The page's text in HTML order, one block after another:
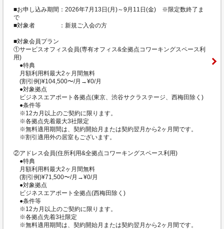
■お申し込み期間：2026年7月13日(月)～9月11日(金) ※限定数終了ま
で
■対象者 ：新規ご入会の方
■対象会員プラン
①サービスオフィス会員(専有オフィス&全拠点コワーキングスペース利
用)
●特典
月額利用料最大2ヶ月間無料
(割引例)¥104,500〜/月→¥0/月
●対象拠点
ビジネスエアポート各拠点(東京、渋谷サクラステージ、西梅田除く)
●条件等
※12カ月以上のご契約に限ります。
※各拠点先着最大3社限定
※無料適用期間は、契約開始月または契約翌月から2ヶ月間です。
※割引適用外の居室もございます。
②アドレス会員(住所利用&全拠点コワーキングスペース利用)
●特典
月額利用料最大2ヶ月間無料
(割引例)¥71,500〜/月→¥0/月
●対象拠点
ビジネスエアポート全拠点(西梅田除く)
●条件等
※12カ月以上のご契約に限ります。
※各拠点先着3社限定
※無料適用期間は、契約開始月または契約翌月から2ヶ月間です。